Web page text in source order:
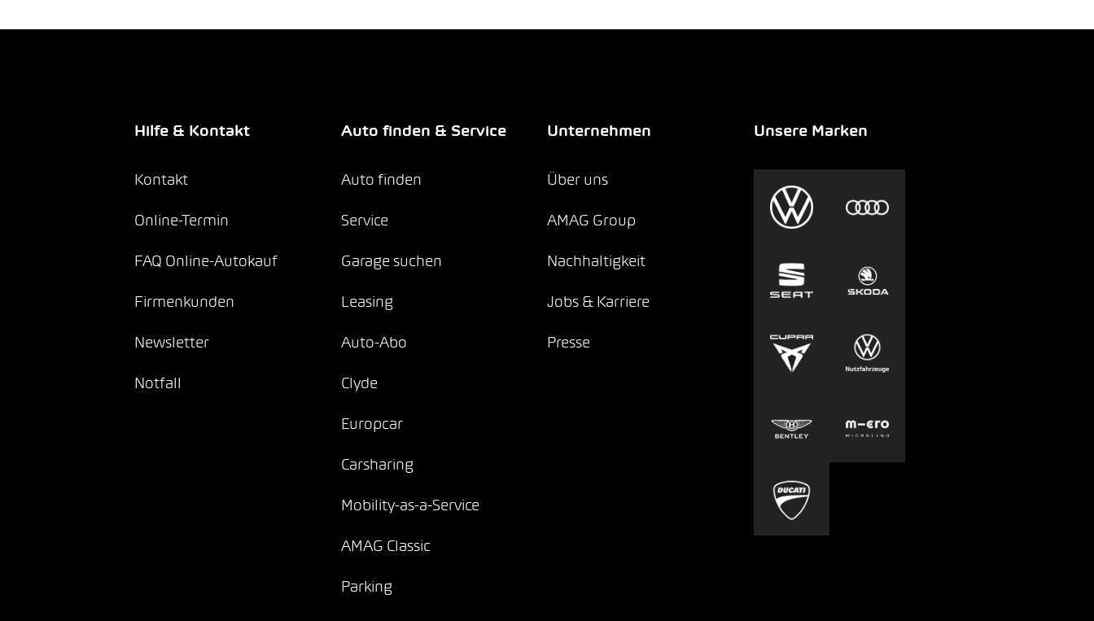
Hilfe & Kontakt
Kontakt
Online-Termin
FAQ Online-Autokauf
Firmenkunden
Newsletter
Notfall
Auto finden & Service
Auto finden
Service
Garage suchen
Leasing
Auto-Abo
Clyde
Europcar
Carsharing
Mobility-as-a-Service
AMAG Classic
Parking
Unternehmen
Über uns
AMAG Group
Nachhaltigkeit
Jobs & Karriere
Presse
Unsere Marken